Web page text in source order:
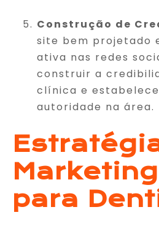
Construção de
site bem projetado
ativa nas redes
construir a
clínica e
autoridade na área.
para